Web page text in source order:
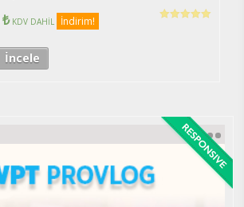
₺ KDV DAHİL İndirim!
İncele